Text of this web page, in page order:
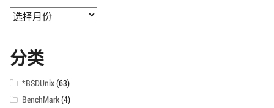
归
分类
*BSDUnix(63)
BenchMark(4)